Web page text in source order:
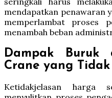
mendapatkan penawaran
memperlambat proses
menambah beban
Dampak Buruk
Crane yang
Ketidakjelasan harga